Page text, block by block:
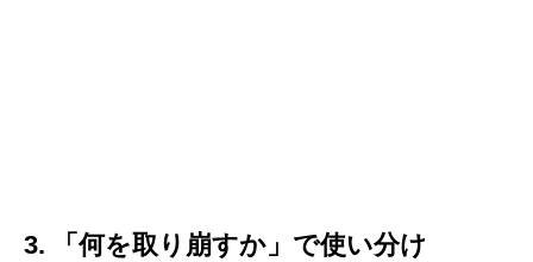
3. 「何を取り崩すか」で使い分け